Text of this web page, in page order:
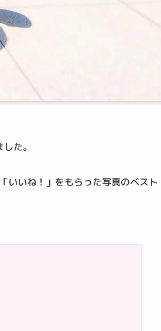
た。
いいね！」をもらった写真のベスト